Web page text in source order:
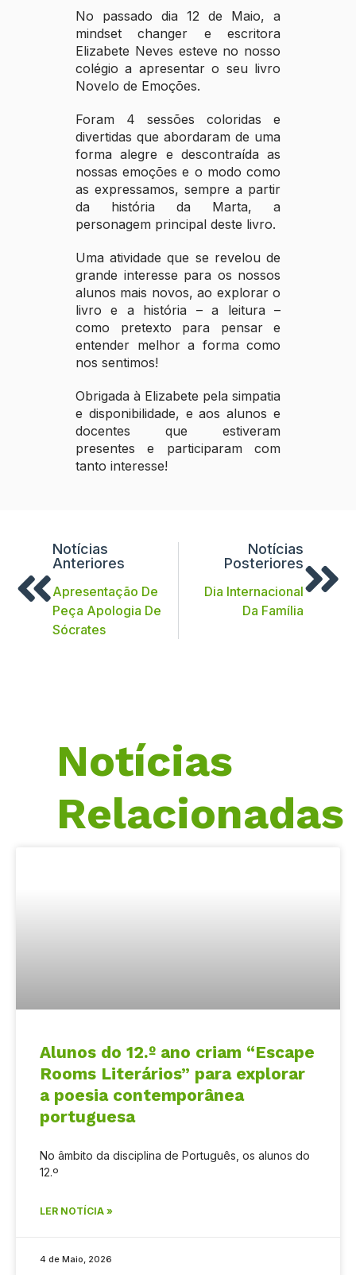
No passado dia 12 de Maio, a
mindset changer e escritora
Elizabete Neves esteve no nosso
colégio a apresentar o seu livro
Novelo de Emoções.
Foram 4 sessões coloridas e
divertidas que abordaram de uma
forma alegre e descontraída as
nossas emoções e o modo como
as expressamos, sempre a partir
da história da Marta, a
personagem principal deste livro.
Uma atividade que se revelou de
grande interesse para os nossos
alunos mais novos, ao explorar o
livro e a história – a leitura –
como pretexto para pensar e
entender melhor a forma como
nos sentimos!
Obrigada à Elizabete pela simpatia
e disponibilidade, e aos alunos e
docentes que estiveram
presentes e participaram com
tanto interesse!
Notícias
Anteriores
Apresentação De
Peça Apologia De
Sócrates
Notícias
Posteriores
Dia Internacional
Da Família
Notícias
Relacionadas
Alunos do 12.º ano criam “Escape
Rooms Literários” para explorar
a poesia contemporânea
portuguesa
No âmbito da disciplina de Português, os alunos do
12.º
LER NOTÍCIA »
4 de Maio, 2026